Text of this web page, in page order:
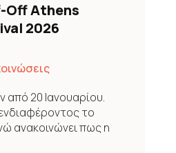
Off Athens
2026
από 20 Ιανουαρίου.
το
ανακοινώνει πως η